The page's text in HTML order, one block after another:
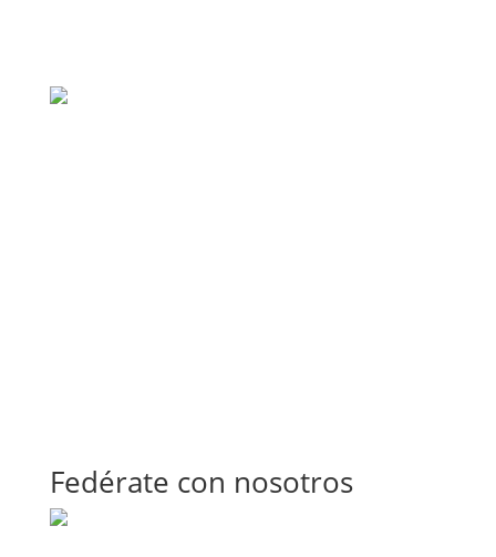
Fedérate con nosotros